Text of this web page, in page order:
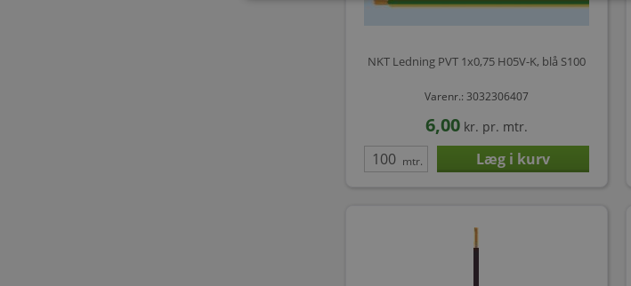
NKT Ledning PVT 1x0,75 H05V-K, blå S100
Varenr.: 3032306407
6,00 kr. pr. mtr.
mtr.